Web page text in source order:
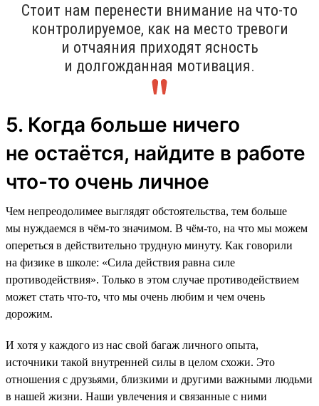
Стоит нам перенести внимание на что-то
контролируемое, как на место тревоги
и отчаяния приходят ясность
и долгожданная мотивация.
5. Когда больше ничего
не остаётся, найдите в работе
что-то очень личное
Чем непреодолимее выглядят обстоятельства, тем больше
мы нуждаемся в чём-то значимом. В чём-то, на что мы можем
опереться в действительно трудную минуту. Как говорили
на физике в школе: «Сила действия равна силе
противодействия». Только в этом случае противодействием
может стать что-то, что мы очень любим и чем очень
дорожим.
И хотя у каждого из нас свой багаж личного опыта,
источники такой внутренней силы в целом схожи. Это
отношения с друзьями, близкими и другими важными людьми
в нашей жизни. Наши увлечения и связанные с ними